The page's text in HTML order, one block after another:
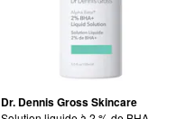
Dr. Dennis Gross Skincare